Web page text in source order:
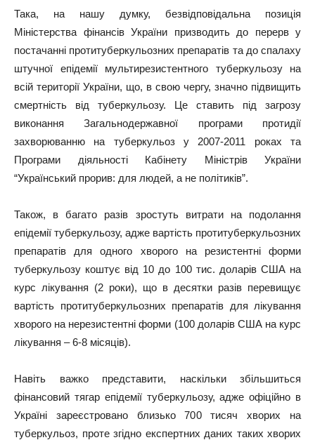
Така, на нашу думку, безвідповідальна позиція
Міністерства фінансів України призводить до перерв у
постачанні протитуберкульозних препаратів та до спалаху
штучної епідемії мультирезистентного туберкульозу на
всій території України, що, в свою чергу, значно підвищить
смертність від туберкульозу. Це ставить під загрозу
виконання Загальнодержавної програми протидії
захворюванню на туберкульоз у 2007-2011 роках та
Програми діяльності Кабінету Міністрів України
“Український прорив: для людей, а не політиків”.
Також, в багато разів зростуть витрати на подолання
епідемії туберкульозу, адже вартість протитуберкульозних
препаратів для одного хворого на резистентні форми
туберкульозу коштує від 10 до 100 тис. доларів США на
курс лікування (2 роки), що в десятки разів перевищує
вартість протитуберкульозних препаратів для лікування
хворого на нерезистентні форми (100 доларів США на курс
лікування – 6-8 місяців).
Навіть важко представити, наскільки збільшиться
фінансовий тягар епідемії туберкульозу, адже офіційно в
Україні зареєстровано близько 700 тисяч хворих на
туберкульоз, проте згідно експертних даних таких хворих